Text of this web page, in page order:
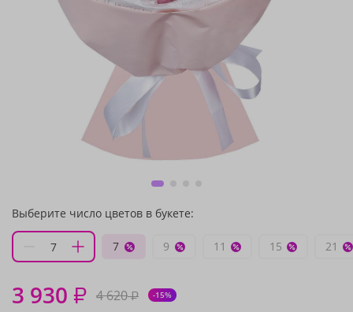
Выберите число цветов в букете:
7 9 11 15 21
3 930 ₽ 4 620₽ -15%